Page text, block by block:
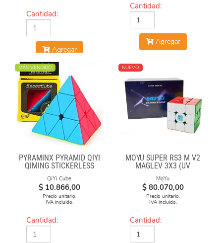
Cantidad:
Agregar
Cantidad:
Agregar
MÁS VENDIDO
PYRAMINX PYRAMID QIYI
QIMING STICKERLESS
QiYi Cube
$ 10.866,00
Precio unitario.
IVA incluido.
Cantidad:
NUEVO
MOYU SUPER RS3 M V2
MAGLEV 3X3 (UV
COATED)
MoYu
$ 80.070,00
Precio unitario.
IVA incluido.
Cantidad: